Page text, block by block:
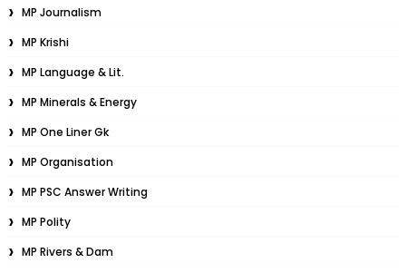
MP Journalism
MP Krishi
MP Language & Lit.
MP Minerals & Energy
MP One Liner Gk
MP Organisation
MP PSC Answer Writing
MP Polity
MP Rivers & Dam